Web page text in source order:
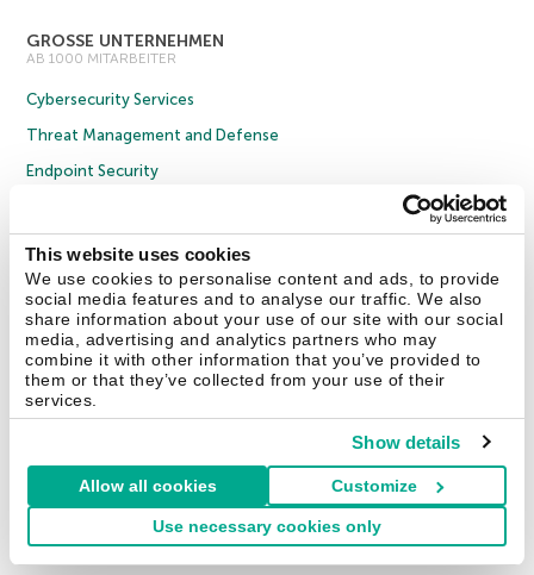
This website uses cookies
We use cookies to personalise content and ads, to provide
social media features and to analyse our traffic. We also
share information about your use of our site with our social
media, advertising and analytics partners who may
combine it with other information that you’ve provided to
them or that they’ve collected from your use of their
services.
Show details
Allow all cookies Customize
Use necessary cookies only
GROSSE UNTERNEHMEN
AB 1000 MITARBEITER
Cybersecurity Services
Threat Management and Defense
Endpoint Security
Threat Intelligence
Alle Lösungen
© 2026 AO Kaspersky Lab. Alle Rechte vorbehalten.
Impressum
Datenschutzrichtlinie
Anmeldung zum Newsletter für B2B-Vertriebspartner
Cookies
Kontakt
Weitere Informationen